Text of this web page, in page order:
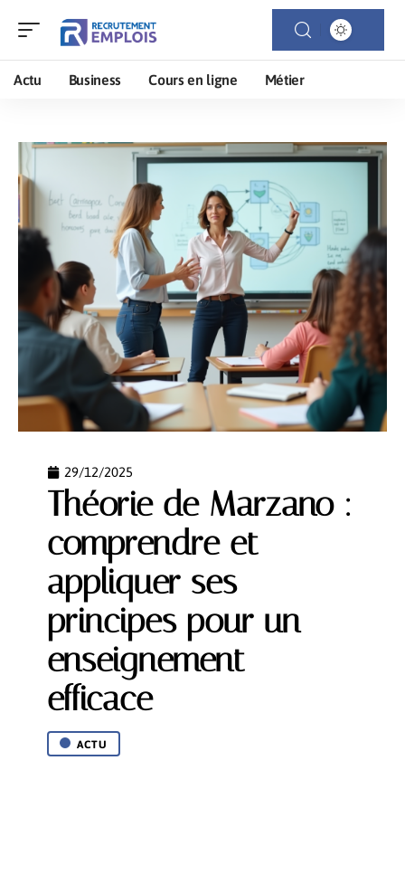
Actu Business Cours en ligne Métier
29/12/2025
Théorie de Marzano :
comprendre et
appliquer ses
principes pour un
enseignement
efficace
ACTU